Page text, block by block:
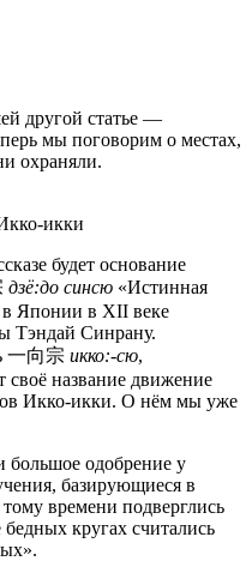
другой статье —
мы поговорим о местах,
охраняли.
икки
будет основание
дзё:до синсю «Истинная
Японии в XII веке
Тэндай Синрану.
一向宗 икко:-сю,
своё название движение
Икко-икки. О нём мы уже
большое одобрение у
базирующиеся в
времени подверглись
кругах считались